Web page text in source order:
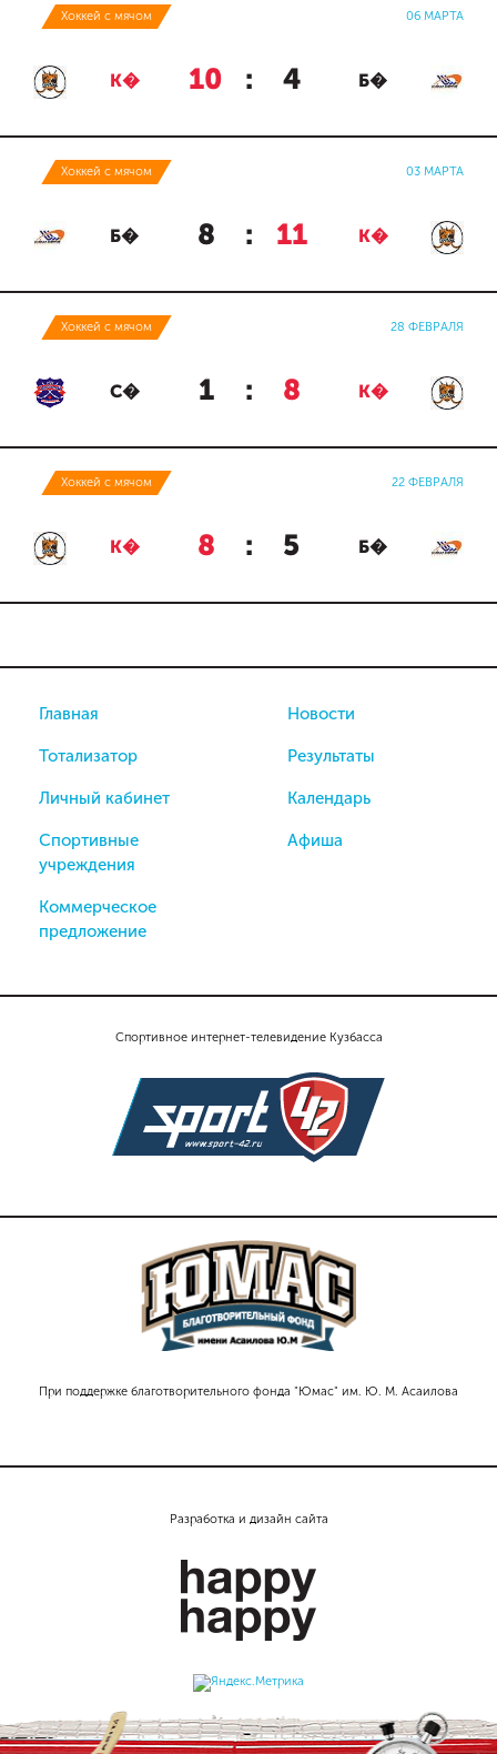
Хоккей с мячом 06 МАРТА
К� 10 : 4 Б�
Хоккей с мячом 03 МАРТА
Б� 8 : 11 К�
Хоккей с мячом 28 ФЕВРАЛЯ
С� 1 : 8 К�
Хоккей с мячом 22 ФЕВРАЛЯ
К� 8 : 5 Б�
Спортивное интернет-телевидение Кузбасса
При поддержке благотворительного фонда "Юмас" им. Ю. М. Асаилова
Главная
Тотализатор
Личный кабинет
Спортивные
учреждения
Коммерческое
предложение
Новости
Результаты
Календарь
Афиша
Разработка и дизайн сайта